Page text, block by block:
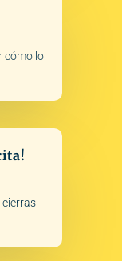
cómo lo
cierras